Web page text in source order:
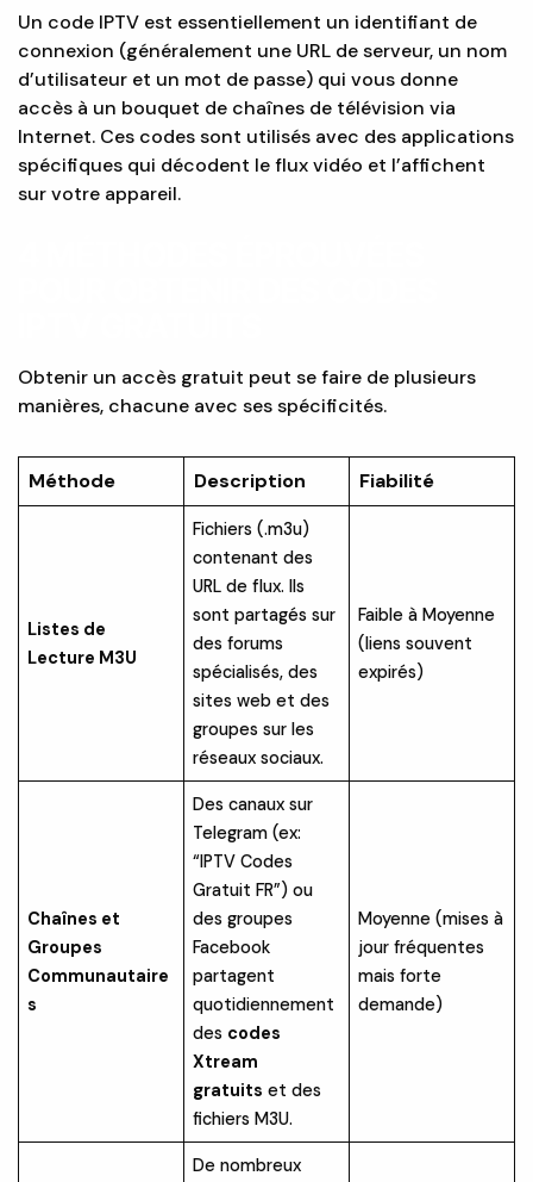
Un code IPTV est essentiellement un identifiant de
connexion (généralement une URL de serveur, un nom
d’utilisateur et un mot de passe) qui vous donne
accès à un bouquet de chaînes de télévision via
Internet. Ces codes sont utilisés avec des applications
spécifiques qui décodent le flux vidéo et l’affichent
sur votre appareil.
Obtenir un accès gratuit peut se faire de plusieurs
manières, chacune avec ses spécificités.
Méthode Description Fiabilité
Listes de
Lecture M3U
Fichiers (.m3u)
contenant des
URL de flux. Ils
sont partagés sur
des forums
spécialisés, des
sites web et des
groupes sur les
réseaux sociaux.
Faible à Moyenne
(liens souvent
expirés)
Chaînes et
Groupes
Communautaire
s
Des canaux sur
Telegram (ex:
“IPTV Codes
Gratuit FR”) ou
des groupes
Facebook
partagent
quotidiennement
des codes
Xtream
gratuits et des
fichiers M3U.
Moyenne (mises à
jour fréquentes
mais forte
demande)
De nombreux